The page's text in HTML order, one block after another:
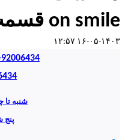
on smile قسمت دوم
۱۴۰۳-۰۵-۱۶ ۱۲:۵۷
021-92006434
شنبه تا
پنج